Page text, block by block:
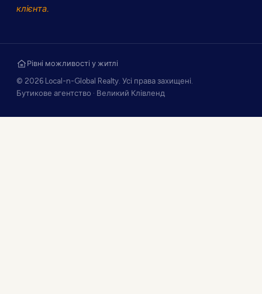
клієнта.
Рівні можливості у житлі
© 2026 Local-n-Global Realty. Усі права захищені.
Бутикове агентство · Великий Клівленд